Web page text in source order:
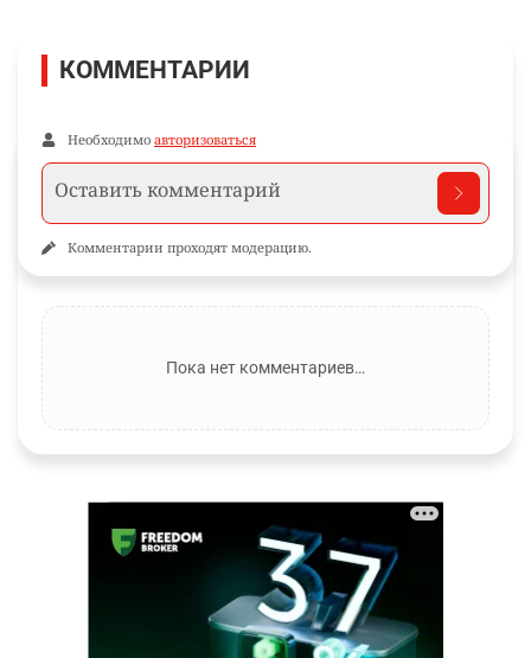
КОММЕНТАРИИ
Необходимо авторизоваться
Комментарии проходят модерацию.
Пока нет комментариев…